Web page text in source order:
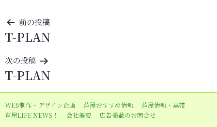
投
稿
ナ
ビ
ゲ
ー
シ
前の投稿
T-PLAN
次の投稿
T-PLAN
WEB制作・デザイン企画 芦屋おすすめ情報
芦屋情報・黒帯
芦屋LIFE NEWS！
会社概要 広告掲載のお問合せ